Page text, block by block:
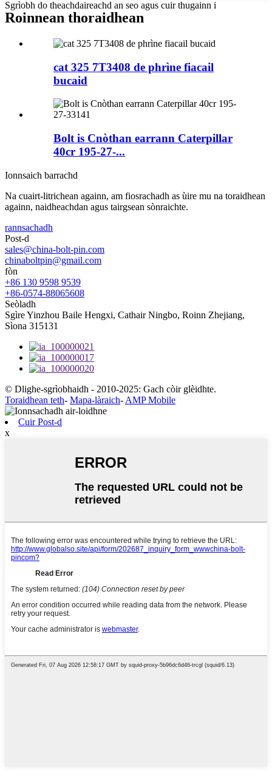
Sgrìobh do theachdaireachd an seo agus cuir thugainn i
Roinnean thoraidhean
cat 325 7T3408 de phrìne fiacail
bucaid
Bolt is Cnòthan earrann Caterpillar
40cr 195-27-...
Ionnsaich barrachd
Na cuairt-litrichean againn, am fiosrachadh as ùire mu na toraidhean
againn, naidheachdan agus tairgsean sònraichte.
rannsachadh
Post-d
sales@china-bolt-pin.com
chinaboltpin@gmail.com
fòn
+86 130 9598 9539
+86-0574-88065608
Seòladh
Sgìre Yinzhou Baile Hengxi, Cathair Ningbo, Roinn Zhejiang,
Sìona 315131
© Dlighe-sgrìobhaidh - 2010-2025: Gach còir glèidhte.
Toraidhean teth- Mapa-làraich- AMP Mobile
Cuir Post-d
x